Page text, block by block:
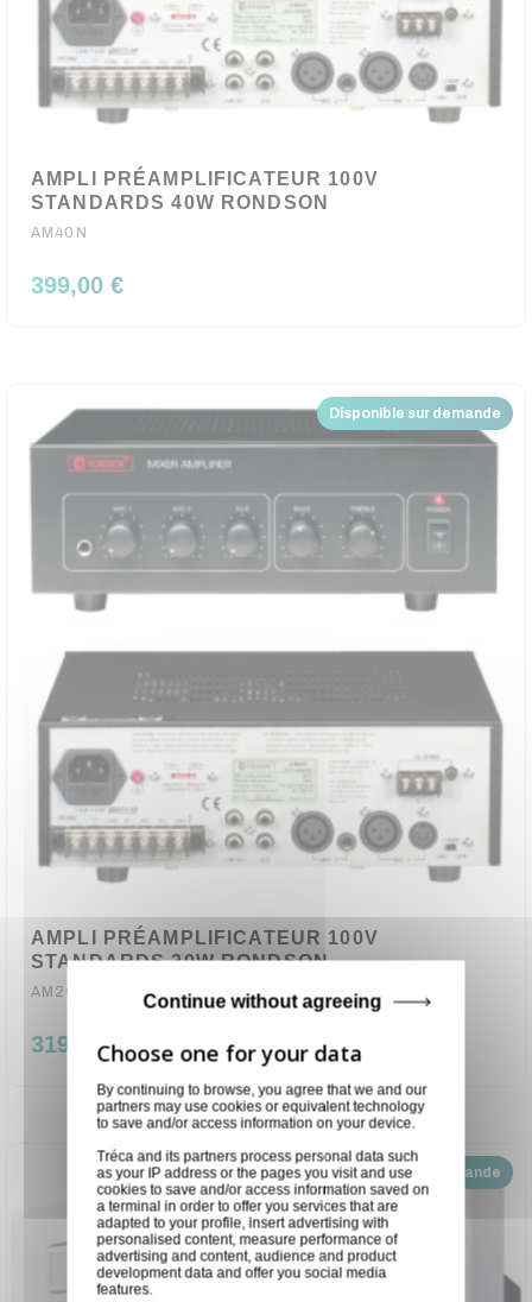
AMPLI PRÉAMPLIFICATEUR 100V
STANDARDS 40W RONDSON
AM40N
399,00 €
Disponible sur demande
AMPLI PRÉAMPLIFICATEUR 100V
STANDARDS 20W RONDSON
AM20N
319,00 €
Disponible sur demande
By continuing to browse, you agree that we and our
partners may use cookies or equivalent technology
to save and/or access information on your device.
Tréca and its partners process personal data such
as your IP address or the pages you visit and use
cookies to save and/or access information saved on
a terminal in order to offer you services that are
adapted to your profile, insert advertising with
personalised content, measure performance of
advertising and content, audience and product
development data and offer you social media
features.
Continue without agreeing